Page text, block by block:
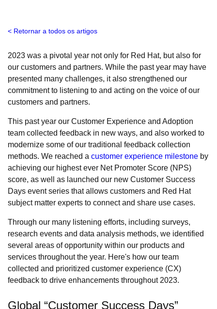
Retornar a todos os artigos
2023 was a pivotal year not only for Red Hat, but also for
our customers and partners. While the past year may have
presented many challenges, it also strengthened our
commitment to listening to and acting on the voice of our
customers and partners.
This past year our Customer Experience and Adoption
team collected feedback in new ways, and also worked to
modernize some of our traditional feedback collection
methods. We reached a customer experience milestone by
achieving our highest ever Net Promoter Score (NPS)
score, as well as launched our new Customer Success
Days event series that allows customers and Red Hat
subject matter experts to connect and share use cases.
Through our many listening efforts, including surveys,
research events and data analysis methods, we identified
several areas of opportunity within our products and
services throughout the year. Here's how our team
collected and prioritized customer experience (CX)
feedback to drive enhancements throughout 2023.
Global “Customer Success Days”